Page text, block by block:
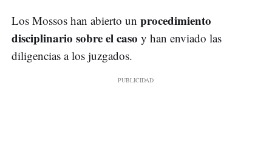
Los Mossos han abierto un procedimiento
disciplinario sobre el caso y han enviado las
diligencias a los juzgados.